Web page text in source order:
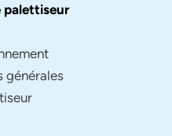
palettiseur
générales